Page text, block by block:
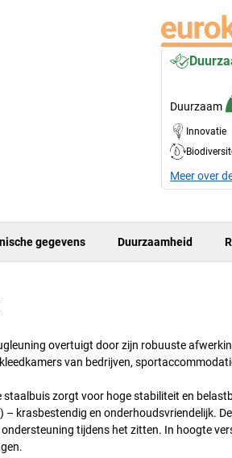
Duurzaam
Innovatie
Meer over
gegevens Duurzaamheid
overtuigt door zijn robuuste
van bedrijven,
staalbuis zorgt voor hoge stabiliteit en
krasbestendig en onderhoudsvriendelijk.
tijdens het zitten. In hoogte